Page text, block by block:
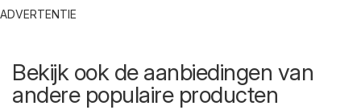
ADVERTENTIE
Bekijk ook de aanbiedingen van
andere populaire producten